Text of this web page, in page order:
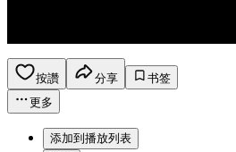
按讚 分享
书签
更多
添加到播放列表